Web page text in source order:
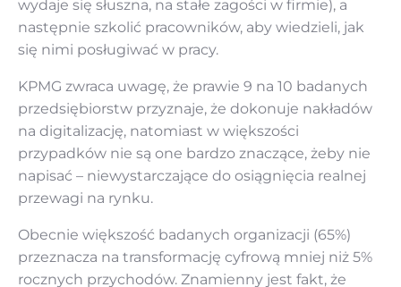
wydaje się słuszna, na stałe zagości w firmie), a
następnie szkolić pracowników, aby wiedzieli, jak
się nimi posługiwać w pracy.
KPMG zwraca uwagę, że prawie 9 na 10 badanych
przedsiębiorstw przyznaje, że dokonuje nakładów
na digitalizację, natomiast w większości
przypadków nie są one bardzo znaczące, żeby nie
napisać – niewystarczające do osiągnięcia realnej
przewagi na rynku.
Obecnie większość badanych organizacji (65%)
przeznacza na transformację cyfrową mniej niż 5%
rocznych przychodów. Znamienny jest fakt, że